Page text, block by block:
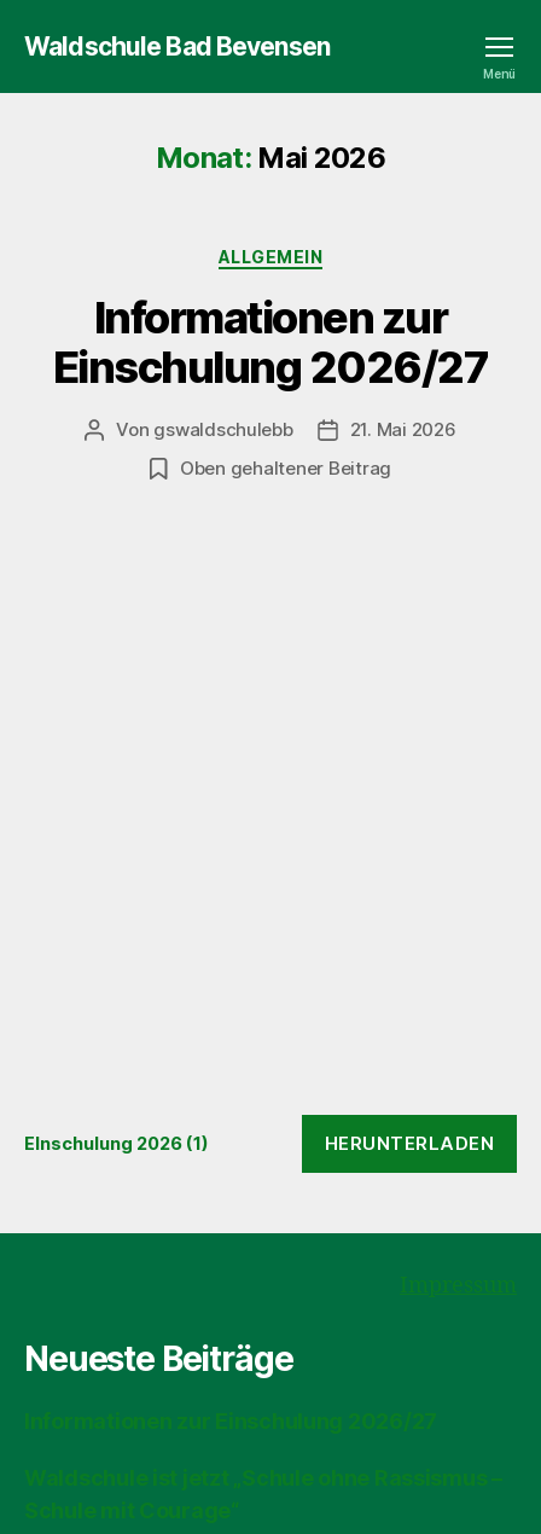
Waldschule Bad Bevensen
Menü
Monat: Mai 2026
Kategorien
ALLGEMEIN
Informationen zur
Einschulung 2026/27
Beitragsautor
Von gswaldschulebb Veröffentlichungsdatum
21. Mai 2026
Oben gehaltener Beitrag
EInschulung 2026 (1) HERUNTERLADEN
Impressum
Neueste Beiträge
Informationen zur Einschulung 2026/27
Waldschule ist jetzt „Schule ohne Rassismus –
Schule mit Courage“